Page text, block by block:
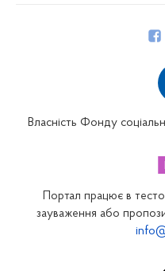
Закарпатське відділення
Запорізьке відділення
Власність Фонду
Портал працює в
зауваження або